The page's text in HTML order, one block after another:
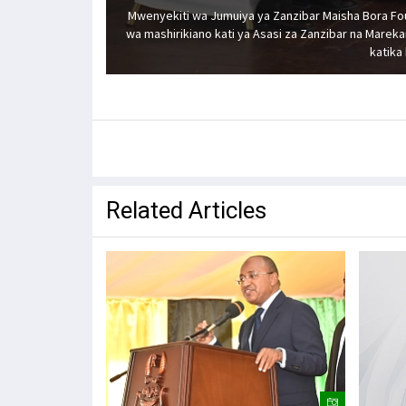
Mwenyekiti wa Jumuiya ya Zanzibar Maisha Bora
wa mashirikiano kati ya Asasi za Zanzibar na
katika
Related Articles